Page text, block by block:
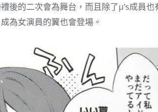
後的二次會為舞台，而且除了μ’s成員也
為女演員的翼也會登場。